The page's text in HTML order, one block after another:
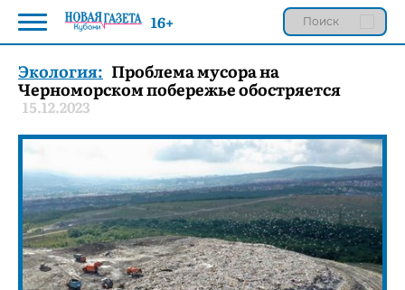
Экология: Проблема мусора на
Черноморском побережье обостряется
15.12.2023
16+